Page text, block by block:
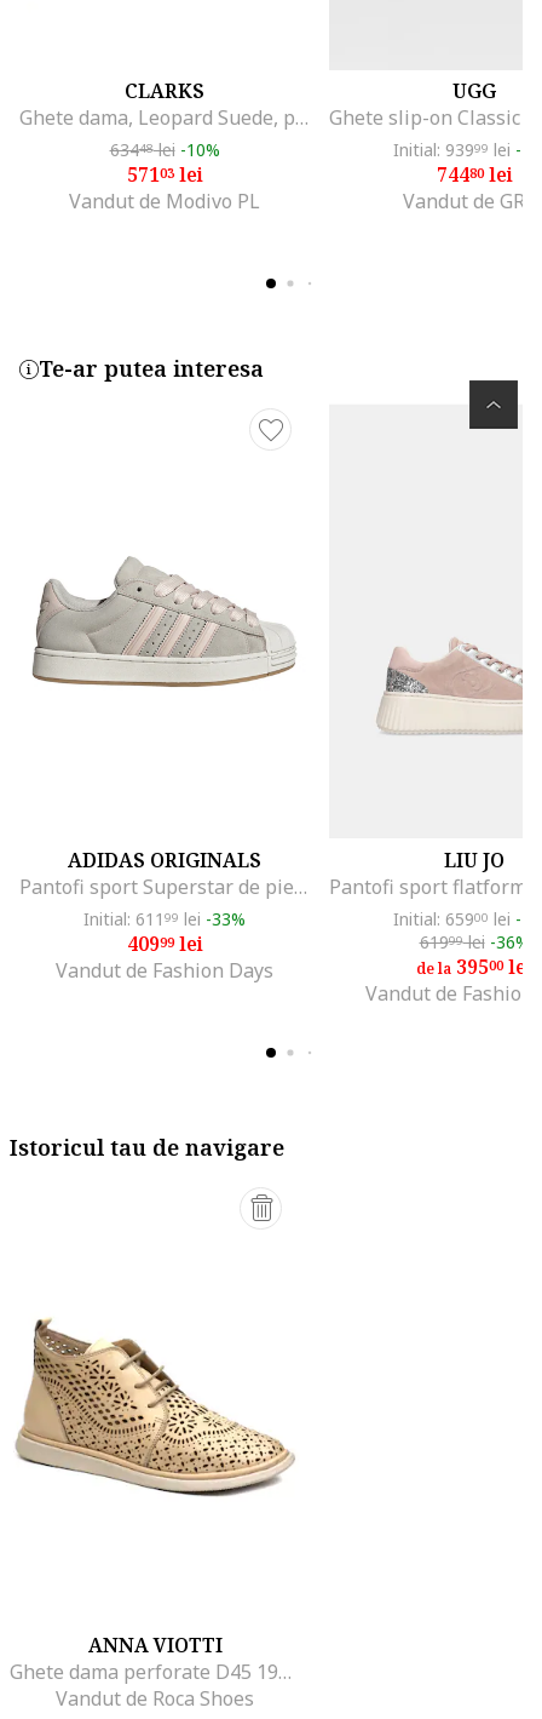
CLARKS
Ghete dama, Leopard Suede, piele naturala, multicolor
63448lei -10%
57103lei
Vandut de Modivo PL
UGG
Initial: 93999 lei -
74480lei
Vandut de
Te-ar putea interesa
ADIDAS ORIGINALS
Pantofi sport Superstar de piele intoarsa, Gri deschis/Roz pastel/Caramel
Initial: 611 99 lei -33%
40999lei
Vandut de Fashion Days
LIU JO
Initial: 65900 lei -
61999lei -36%
de la 39500lei
Vandut de Fashion
Istoricul tau de navigare
ANNA VIOTTI
Ghete dama perforate D45 19093 bej
Vandut de Roca Shoes